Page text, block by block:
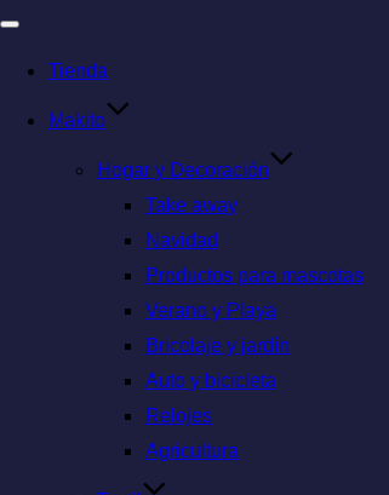
Tienda
Makito
Hogar y Decoración
Take away
Navidad
Productos para mascotas
Verano y Playa
Bricolaje y jardín
Auto y bicicleta
Relojes
Agricultura